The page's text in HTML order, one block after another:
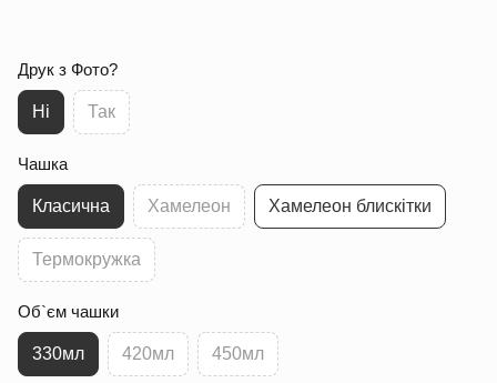
Друк з Фото?
Ні Так
Чашка
Класична Хамелеон Хамелеон блискітки
Термокружка
Об`єм чашки
330мл 420мл 450мл